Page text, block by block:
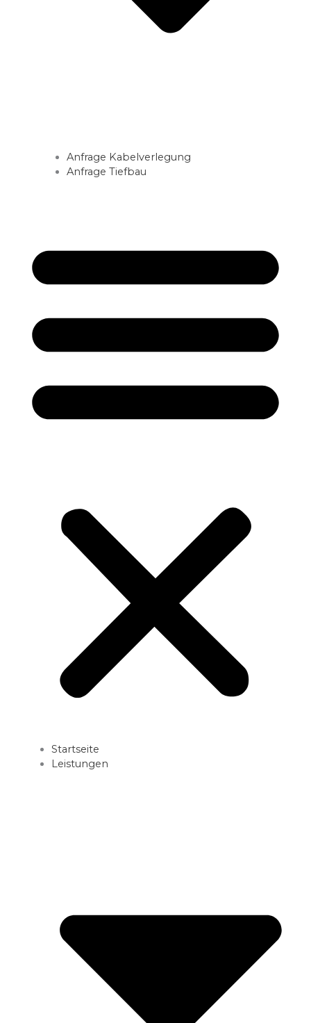
Anfrage Kabelverlegung
Anfrage Tiefbau
Startseite
Leistungen